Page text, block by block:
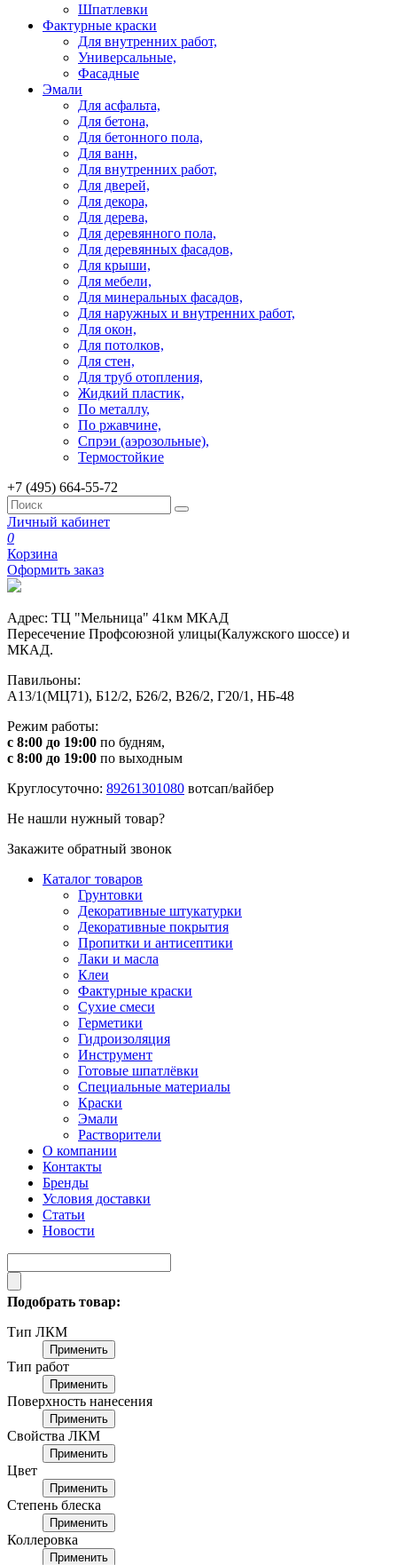
Шпатлевки
Фактурные краски
Для внутренних работ,
Универсальные,
Фасадные
Эмали
Для асфальта,
Для бетона,
Для бетонного пола,
Для ванн,
Для внутренних работ,
Для дверей,
Для декора,
Для дерева,
Для деревянного пола,
Для деревянных фасадов,
Для крыши,
Для мебели,
Для минеральных фасадов,
Для наружных и внутренних работ,
Для окон,
Для потолков,
Для стен,
Для труб отопления,
Жидкий пластик,
По металлу,
По ржавчине,
Спрэи (аэрозольные),
Термостойкие
+7 (495) 664-55-72
Личный кабинет
0
Корзина
Оформить заказ
Адрес: ТЦ "Мельница" 41км МКАД
Пересечение Профсоюзной улицы(Калужского шоссе) и
МКАД.
Павильоны:
А13/1(МЦ71), Б12/2, Б26/2, В26/2, Г20/1, НБ-48
Режим работы:
с 8:00 до 19:00 по будням,
с 8:00 до 19:00 по выходным
Круглосуточно: 89261301080 вотсап/вайбер
Не нашли нужный товар?
Закажите обратный звонок
Каталог товаров
Грунтовки
Декоративные штукатурки
Декоративные покрытия
Пропитки и антисептики
Лаки и масла
Клеи
Фактурные краски
Сухие смеси
Герметики
Гидроизоляция
Инструмент
Готовые шпатлёвки
Специальные материалы
Краски
Эмали
Растворители
О компании
Контакты
Бренды
Условия доставки
Статьи
Новости
Подобрать товар:
Тип ЛКМ
Применить
Тип работ
Применить
Поверхность нанесения
Применить
Свойства ЛКМ
Применить
Цвет
Применить
Степень блеска
Применить
Коллеровка
Применить